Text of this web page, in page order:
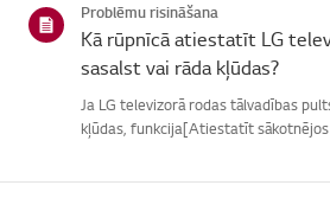
Problēmu risināšana
Kā rūpnīcā atiestatīt LG
sasalst vai rāda kļūdas?
Ja LG televizorā rodas tālvadības
kļūdas, funkcija[Atiestatīt